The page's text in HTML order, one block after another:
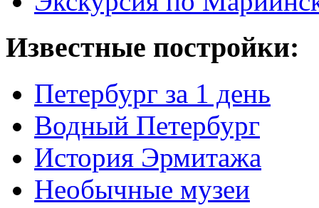
Известные постройки:
Петербург за 1 день
Водный Петербург
История Эрмитажа
Необычные музеи